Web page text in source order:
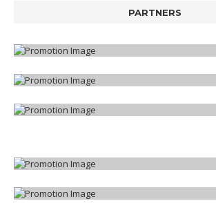
PARTNERS